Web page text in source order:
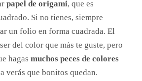
papel de origami, que es
Si no tienes, siempre
un folio en forma cuadrada. El
del color que más te guste, pero
hagas muchos peces de colores
verás que bonitos quedan.